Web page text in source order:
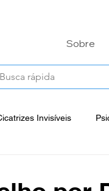
Sobre
Invisíveis